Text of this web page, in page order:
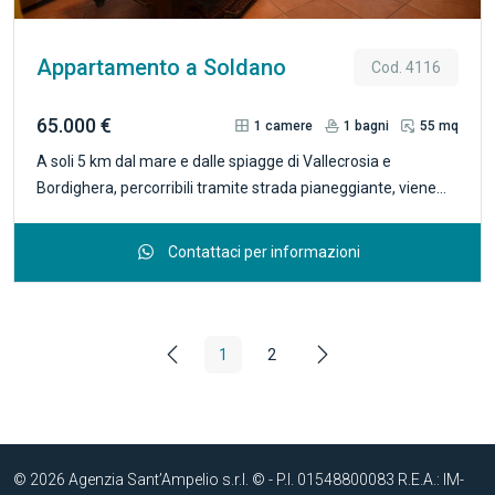
Appartamento a Soldano Cod. 4116
65.000 € 1camere 1 bagni 55 mq
A soli 5 km dal mare e dalle spiagge di Vallecrosia e
Bordighera, percorribili tramite strada pianeggiante, viene
grazioso centro storico di Soldano, antico borgo risalente al
la cucina abitabile con affaccio su una delle piazzette
Contattaci per informazioni
1 2
© 2026 Agenzia Sant’Ampelio s.r.l. © - P.I. 01548800083 R.E.A.: IM-